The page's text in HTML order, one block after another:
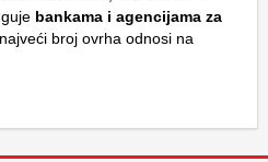
bankama i agencijama za
najveći broj ovrha odnosi na